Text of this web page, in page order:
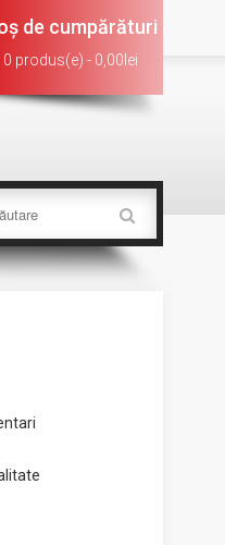
de cumpărături
0 produs(e) - 0,00lei